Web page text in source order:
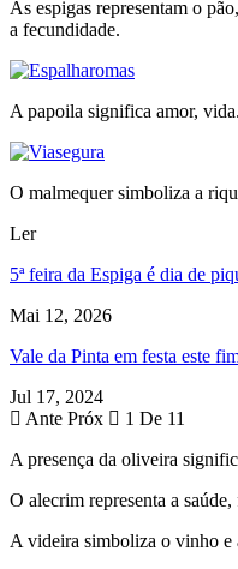
As espigas representam o
a fecundidade.
A papoila significa amor, vida.
O malmequer simboliza a
Ler
5ª feira da Espiga é dia de
Mai 12, 2026
Vale da Pinta em festa este
Jul 17, 2024
Ante Próx
1 De 11
A presença da oliveira
O alecrim representa a
A videira simboliza o vinho e